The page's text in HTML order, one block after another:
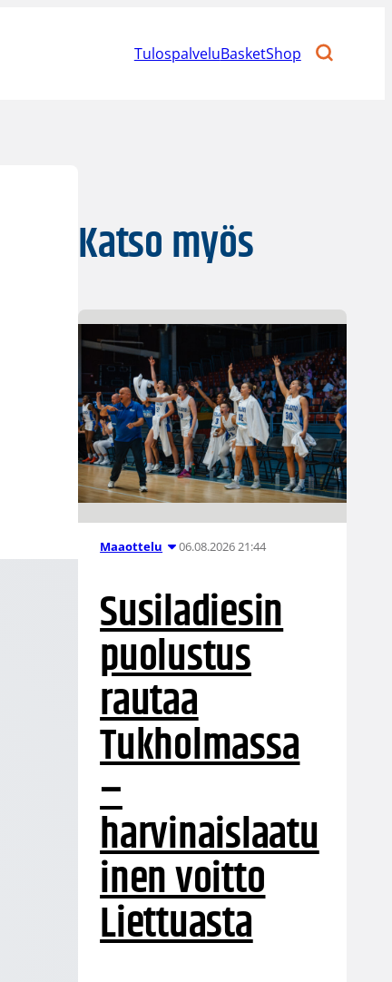
TulospalveluBasketShop
Katso myös
Maaottelu 06.08.2026 21:44
Susiladiesin
puolustus
rautaa
Tukholmassa
–
harvinaislaatu
inen voitto
Liettuasta